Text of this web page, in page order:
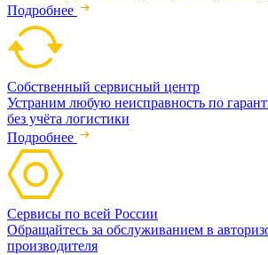
Подробнее
Собственный сервисный центр
Устраним любую неисправность по
без учёта логистики
Подробнее
Сервисы по всей России
Обращайтесь за обслуживанием в
производителя